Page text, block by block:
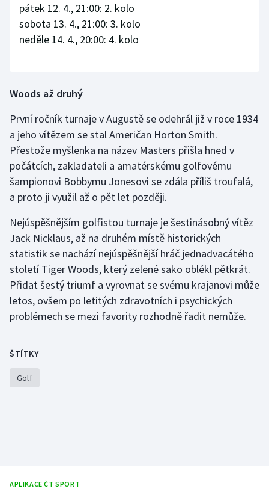
pátek 12. 4., 21:00: 2. kolo
sobota 13. 4., 21:00: 3. kolo
neděle 14. 4., 20:00: 4. kolo
Woods až druhý
První ročník turnaje v Augustě se odehrál již v roce 1934
a jeho vítězem se stal Američan Horton Smith.
Přestože myšlenka na název Masters přišla hned v
počátcích, zakladateli a amatérskému golfovému
šampionovi Bobbymu Jonesovi se zdála příliš troufalá,
a proto ji využil až o pět let později.
Nejúspěšnějším golfistou turnaje je šestinásobný vítěz
Jack Nicklaus, až na druhém místě historických
statistik se nachází nejúspěšnější hráč jednadvacátého
století Tiger Woods, který zelené sako oblékl pětkrát.
Přidat šestý triumf a vyrovnat se svému krajanovi může
letos, ovšem po letitých zdravotních i psychických
problémech se mezi favority rozhodně řadit nemůže.
ŠTÍTKY
Golf
APLIKACE ČT SPORT